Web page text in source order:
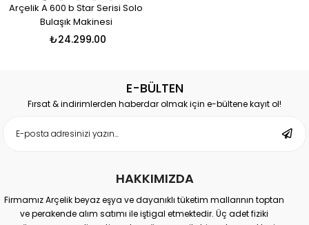
Arçelik A 600 b Star Serisi Solo
Bulaşık Makinesi
₺24.299,00
E-BÜLTEN
Fırsat & indirimlerden haberdar olmak için e-bültene kayıt ol!
HAKKIMIZDA
Firmamız Arçelik beyaz eşya ve dayanıklı tüketim mallarının toptan
ve perakende alım satımı ile iştigal etmektedir. Üç adet fiziki